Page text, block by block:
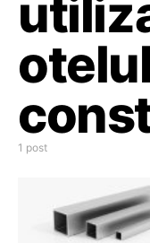
1 post